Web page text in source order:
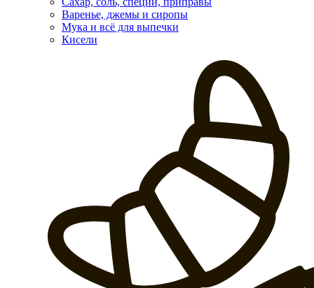
Варенье, джемы и сиропы
Мука и всё для выпечки
Кисели